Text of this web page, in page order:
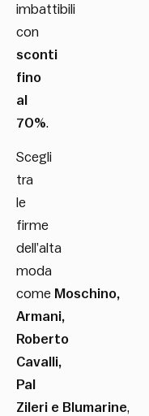
imbattibili
con
sconti
fino
al
70%.
Scegli
tra
le
firme
dell’alta
moda
come Moschino,
Armani,
Roberto
Cavalli,
Pal
Zileri e Blumarine,